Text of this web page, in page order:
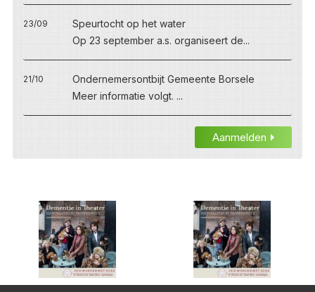
23/09
Speurtocht op het water
Op 23 september a.s. organiseert de...
21/10
Ondernemersontbijt Gemeente Borsele
Meer informatie volgt. ...
Aanmelden